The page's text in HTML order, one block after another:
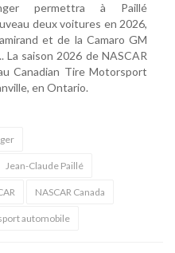
permettra à Paillé
deux voitures en 2026,
et de la Camaro GM
La saison 2026 de NASCAR
Canadian Tire Motorsport
en Ontario.
Jean-Claude Paillé
NASCAR Canada
automobile